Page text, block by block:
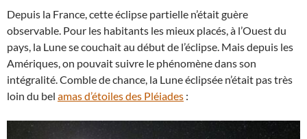
Depuis la France, cette éclipse partielle n’était guère
observable. Pour les habitants les mieux placés, à l’Ouest du
pays, la Lune se couchait au début de l’éclipse. Mais depuis les
Amériques, on pouvait suivre le phénomène dans son
intégralité. Comble de chance, la Lune éclipsée n’était pas très
loin du bel amas d’étoiles des Pléiades :